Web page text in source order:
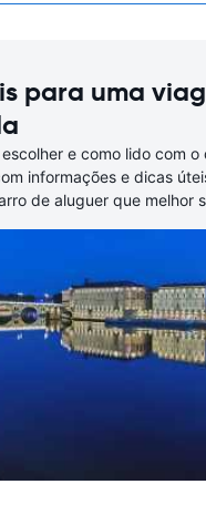
para uma
e como lido com o
informações e dicas
de aluguer que melhor